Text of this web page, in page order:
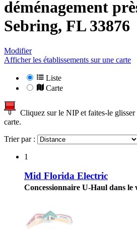
déménagement
Sebring, FL 33876
Modifier
Afficher les établissements sur une carte
Liste
Carte
Cliquez sur le NIP et faites-le
carte.
Trier par :
1
Mid Florida Electric
Concessionnaire U-Haul dans le